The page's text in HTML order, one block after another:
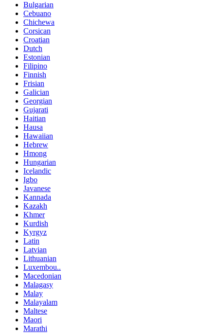
Bulgarian
Cebuano
Chichewa
Corsican
Croatian
Dutch
Estonian
Filipino
Finnish
Frisian
Galician
Georgian
Gujarati
Haitian
Hausa
Hawaiian
Hebrew
Hmong
Hungarian
Icelandic
Igbo
Javanese
Kannada
Kazakh
Khmer
Kurdish
Kyrgyz
Latin
Latvian
Lithuanian
Luxembou..
Macedonian
Malagasy
Malay
Malayalam
Maltese
Maori
Marathi